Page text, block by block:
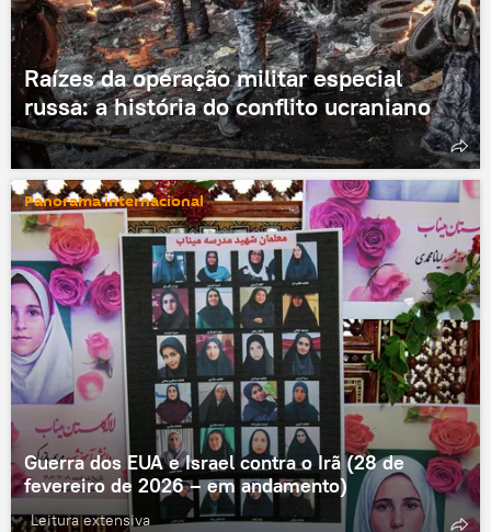
Raízes da operação militar especial
russa: a história do conflito ucraniano
Panorama internacional
Guerra dos EUA e Israel contra o Irã (28 de
fevereiro de 2026 – em andamento)
Leitura extensiva